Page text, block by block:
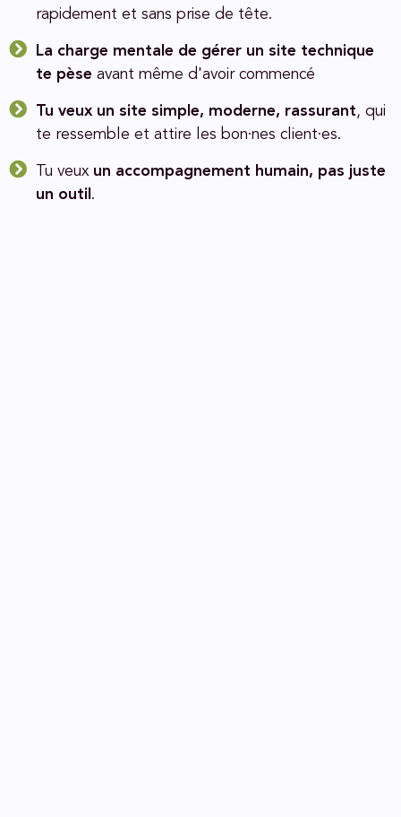
rapidement et sans prise de tête.
La charge mentale de gérer un site technique
te pèse avant même d'avoir commencé
Tu veux un site simple, moderne, rassurant, qui
te ressemble et attire les bon·nes client·es.
Tu veux un accompagnement humain, pas juste
un outil .